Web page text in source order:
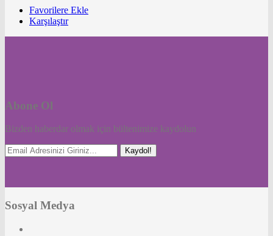
Favorilere Ekle
Karşılaştır
Abone Ol
Bizden haberdar olmak için bültenimize kaydolun
Kaydol!
Sosyal Medya